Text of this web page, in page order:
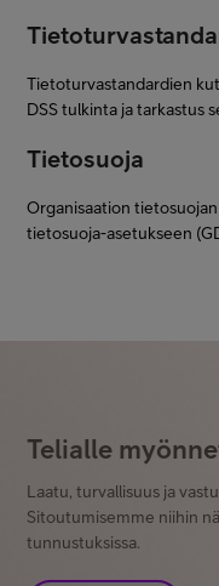
Tietoturvastandardien
DSS tulkinta ja tarkastus
Tietosuoja
Organisaation
tietosuoja-asetukseen
Telialle
Laatu, turvallisuus ja
Sitoutumisemme niihin
tunnustuksissa.